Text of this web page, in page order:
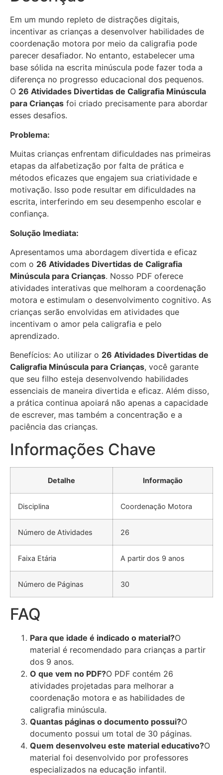
Em um mundo repleto de distrações digitais,
incentivar as crianças a desenvolver habilidades de
coordenação motora por meio da caligrafia pode
parecer desafiador. No entanto, estabelecer uma
base sólida na escrita minúscula pode fazer toda a
diferença no progresso educacional dos pequenos.
O 26 Atividades Divertidas de Caligrafia Minúscula
para Crianças foi criado precisamente para abordar
esses desafios.
Problema:
Muitas crianças enfrentam dificuldades nas primeiras
etapas da alfabetização por falta de prática e
métodos eficazes que engajem sua criatividade e
motivação. Isso pode resultar em dificuldades na
escrita, interferindo em seu desempenho escolar e
confiança.
Solução Imediata:
Apresentamos uma abordagem divertida e eficaz
com o 26 Atividades Divertidas de Caligrafia
Minúscula para Crianças. Nosso PDF oferece
atividades interativas que melhoram a coordenação
motora e estimulam o desenvolvimento cognitivo. As
crianças serão envolvidas em atividades que
incentivam o amor pela caligrafia e pelo
aprendizado.
Benefícios: Ao utilizar o 26 Atividades Divertidas de
Caligrafia Minúscula para Crianças, você garante
que seu filho esteja desenvolvendo habilidades
essenciais de maneira divertida e eficaz. Além disso,
a prática continua apoiará não apenas a capacidade
de escrever, mas também a concentração e a
paciência das crianças.
Informações Chave
Detalhe Informação
Disciplina Coordenação Motora
Número de Atividades 26
Faixa Etária A partir dos 9 anos
Número de Páginas 30
FAQ
Para que idade é indicado o material?O
material é recomendado para crianças a partir
dos 9 anos.
O que vem no PDF?O PDF contém 26
atividades projetadas para melhorar a
coordenação motora e as habilidades de
caligrafia minúscula.
Quantas páginas o documento possui?O
documento possui um total de 30 páginas.
Quem desenvolveu este material educativo?O
material foi desenvolvido por professores
especializados na educação infantil.